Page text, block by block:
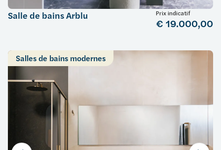
Salle de bains Arblu Prix indicatif
€ 19.000,00
Salles de bains modernes